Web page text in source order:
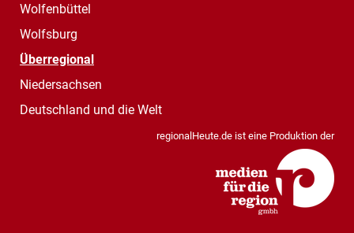
Wolfenbüttel
Wolfsburg
Überregional
Niedersachsen
Deutschland und die Welt
regionalHeute.de ist eine Produktion der